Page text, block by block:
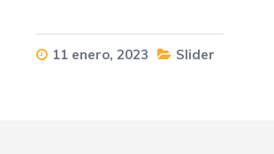
11 enero, 2023 Slider